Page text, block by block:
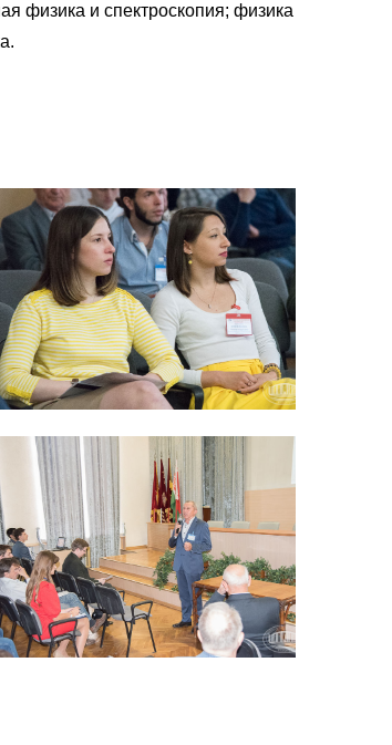
физика и спектроскопия; физика